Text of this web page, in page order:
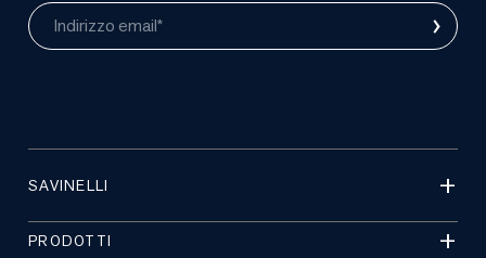
Indirizzo email* ›
SAVINELLI
PRODOTTI